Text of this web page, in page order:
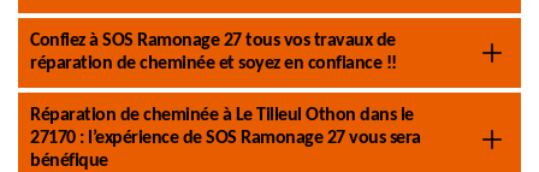
Confiez à SOS Ramonage 27 tous vos travaux de
réparation de cheminée et soyez en confiance !!
Réparation de cheminée à Le Tilleul Othon dans le
27170 : l’expérience de SOS Ramonage 27 vous sera
bénéfique